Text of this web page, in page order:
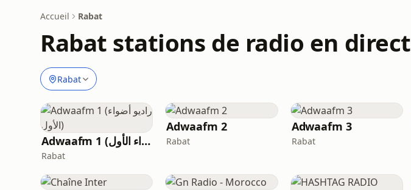
Accueil Rabat
Rabat stations de radio en direct
Rabat
Adwaafm 1 (راديو أضواء الأول)
Rabat
Adwaafm 2
Rabat
Adwaafm 3
Rabat